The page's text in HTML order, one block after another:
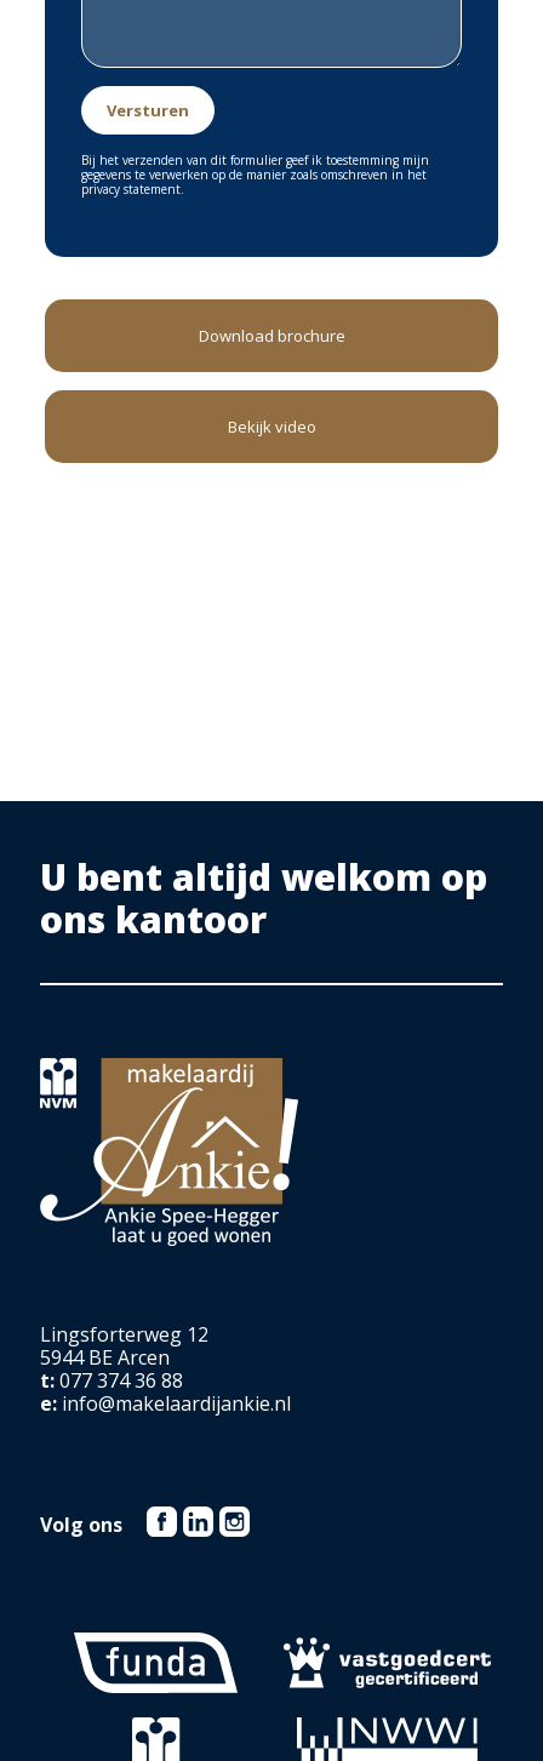
Bij het verzenden van dit formulier geef ik toestemming mijn
gegevens te verwerken op de manier zoals omschreven in het
privacy statement.
Download brochure
Bekijk video
U bent altijd welkom op
ons kantoor
Lingsforterweg 12
5944 BE Arcen
t:077 374 36 88
e: info@makelaardijankie.nl
Volg ons